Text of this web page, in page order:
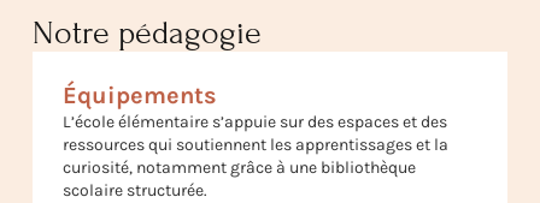
Notre pédagogie
Équipements
L’école élémentaire s’appuie sur des espaces et des
ressources qui soutiennent les apprentissages et la
curiosité, notamment grâce à une bibliothèque
scolaire structurée.